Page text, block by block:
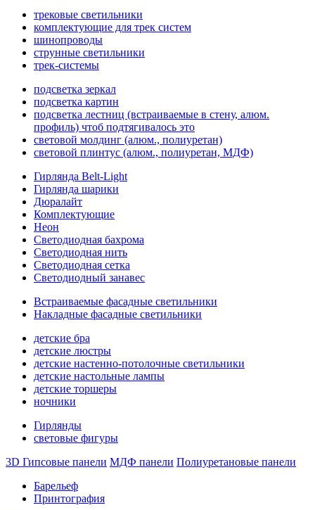
трековые светильники
комплектующие для трек систем
шинопроводы
струнные светильники
трек-системы
подсветка зеркал
подсветка картин
подсветка лестниц (встраиваемые в стену, алюм.
профиль) чтоб подтягивалось это
световой молдинг (алюм., полиуретан)
световой плинтус (алюм., полиуретан, МДФ)
Гирлянда Belt-Light
Гирлянда шарики
Дюралайт
Комплектующие
Неон
Светодиодная бахрома
Светодиодная нить
Светодиодная сетка
Светодиодный занавес
Встраиваемые фасадные светильники
Накладные фасадные светильники
детские бра
детские люстры
детские настенно-потолочные светильники
детские настольные лампы
детские торшеры
ночники
Гирлянды
световые фигуры
3D Гипсовые панели МДФ панели Полиуретановые панели
Барельеф
Принтография